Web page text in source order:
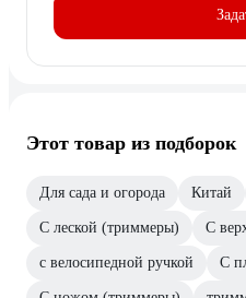
Этот товар из подборок
Для сада и огорода Китай
С леской (триммеры) С
с велосипедной ручкой С